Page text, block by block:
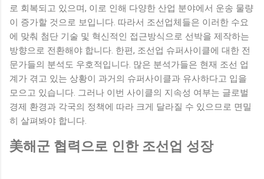
로 회복되고 있으며, 이로 인해 다양한 산업 분야에서 운송 물량
이 증가할 것으로 보입니다. 따라서 조선업체들은 이러한 수요
에 맞춰 첨단 기술 및 혁신적인 접근방식으로 선박을 제작하는
방향으로 전환해야 합니다. 한편, 조선업 슈퍼사이클에 대한 전
문가들의 분석도 우호적입니다. 많은 분석가들은 현재 조선 업
계가 겪고 있는 상황이 과거의 슈퍼사이클과 유사하다고 입을
모으고 있습니다. 그러나 이번 사이클의 지속성 여부는 글로벌
경제 환경과 각국의 정책에 따라 크게 달라질 수 있으므로 면밀
히 살펴봐야 합니다.
美해군 협력으로 인한 조선업 성장